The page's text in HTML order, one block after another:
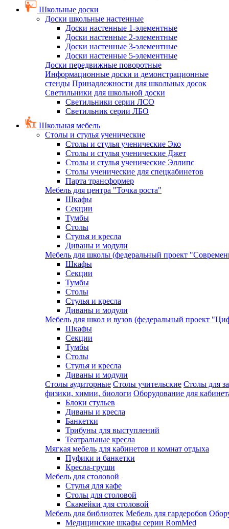
Школьные доски
Доски школьные настенные
Доски настенные 1-элементные
Доски настенные 2-элементные
Доски настенные 3-элементные
Доски настенные 5-элементные
Доски передвижные поворотные
Информационные доски и демонстрационные
стенды Принадлежности для школьных досок
Светильники для школьной доски
Светильники серии ЛСО
Светильник серии ЛБО
Школьная мебель
Столы и стулья ученические
Столы и стулья ученические Эко
Столы и стулья ученические Джет
Столы и стулья ученические Эллипс
Столы ученические для спецкабинетов
Парта трансформер
Мебель для центра "Точка роста"
Шкафы
Секции
Тумбы
Столы
Стулья и кресла
Диваны и модули
Мебель для школы (федеральный проект
Шкафы
Секции
Тумбы
Столы
Стулья и кресла
Диваны и модули
Мебель для школ и вузов (федеральный проект
Шкафы
Секции
Тумбы
Столы
Стулья и кресла
Диваны и модули
Столы аудиторные Столы учительские Столы для
физики, химии, биологи Оборудование для
Блоки стульев
Диваны и кресла
Банкетки
Трибуны для выступлений
Театральные кресла
Мягкая мебель для кабинетов и комнат отдыха
Пуфики и банкетки
Кресла-груши
Мебель для столовой
Cтулья для кафе
Cтолы для столовой
Скамейки для столовой
Мебель для библиотек Мебель для гардеробов
Медицинские шкафы серии RomMed